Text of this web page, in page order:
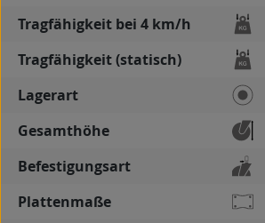
Tragfähigkeit bei 4 km/h
Tragfähigkeit (statisch)
Lagerart
Gesamthöhe
Befestigungsart
Plattenmaße